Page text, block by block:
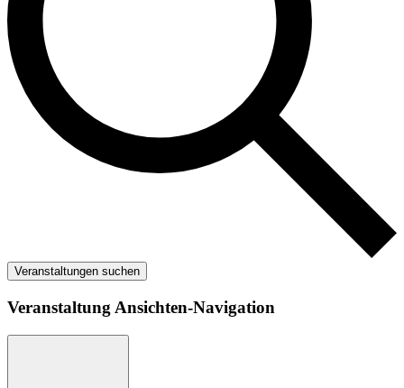
Veranstaltungen suchen
Veranstaltung Ansichten-Navigation